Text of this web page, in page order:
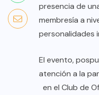
presencia de
membresía a
personalidades
El evento,
atención a la
en el Club de